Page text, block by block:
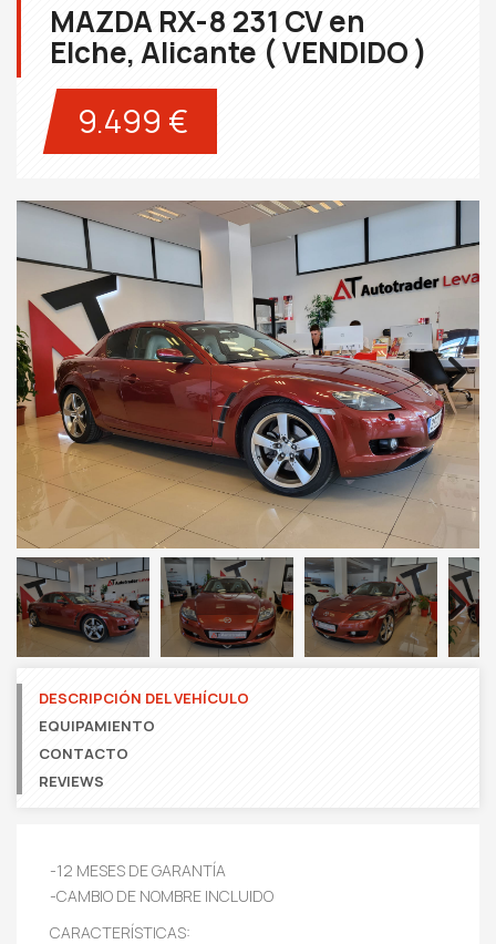
MAZDA RX-8 231 CV en
Elche, Alicante ( VENDIDO )
9.499 €
Next
Next
DESCRIPCIÓN DEL VEHÍCULO
EQUIPAMIENTO
CONTACTO
REVIEWS
-12 MESES DE GARANTÍA
-CAMBIO DE NOMBRE INCLUIDO
CARACTERÍSTICAS: